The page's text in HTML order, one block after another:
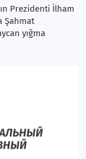
Prezidenti İlham
Şahmat
yığma